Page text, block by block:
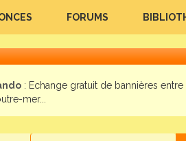
FORUMS
: Echange gratuit de bannières entre
mer...